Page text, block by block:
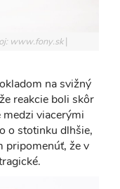
www.fony.sk
na svižný
reakcie boli skôr
viacerými
o stotinku dlhšie,
pripomenúť, že v